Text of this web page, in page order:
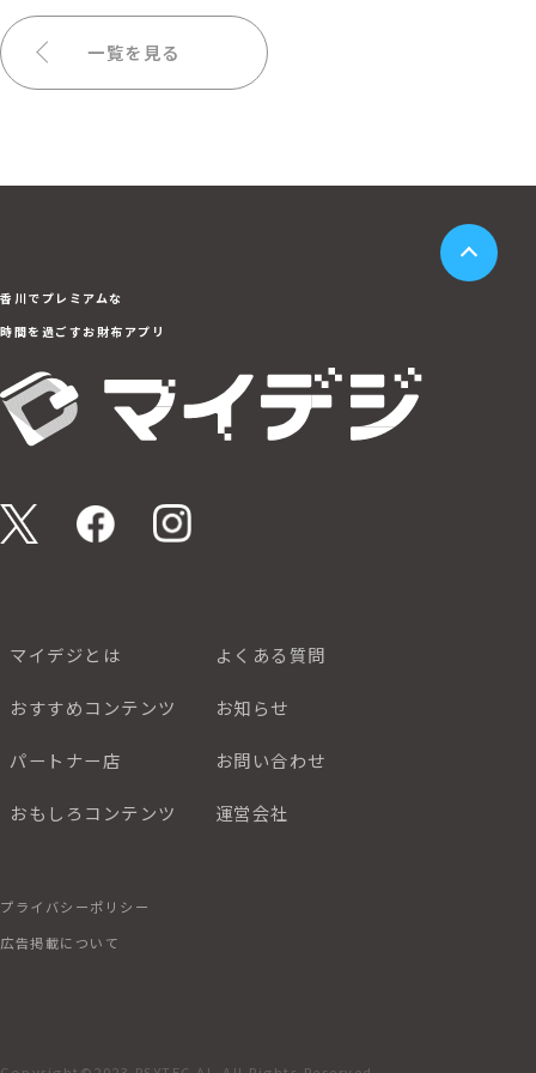
一覧を見る
香川でプレミアムな
時間を過ごすお財布アプリ
マイデジとは よくある質問
おすすめコンテンツ お知らせ
パートナー店 お問い合わせ
おもしろコンテンツ 運営会社
プライバシーポリシー
広告掲載について